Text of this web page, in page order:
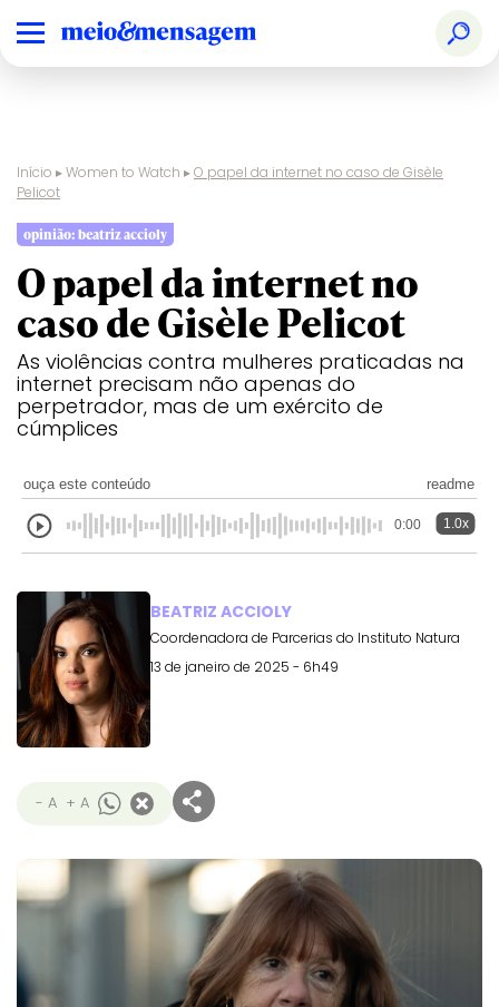
Início ▸Women to Watch ▸O papel da internet no caso de Gisèle
Pelicot
opinião: beatriz accioly
O papel da internet no
caso de Gisèle Pelicot
As violências contra mulheres praticadas na
internet precisam não apenas do
perpetrador, mas de um exército de
cúmplices
ouça este conteúdo readme
0:00 1.0x
BEATRIZ ACCIOLY
Coordenadora de Parcerias do Instituto Natura
13 de janeiro de 2025 - 6h49
- A + A